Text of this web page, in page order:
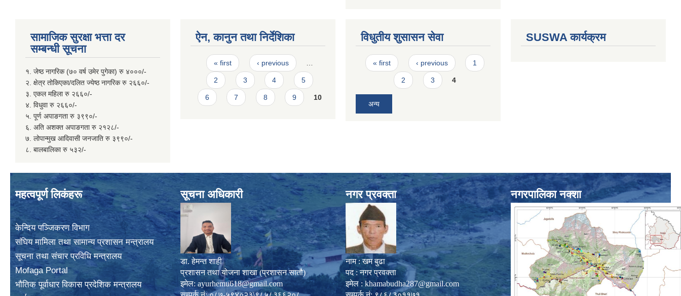
सामाजिक सुरक्षा भत्ता दर
सम्बन्धी सूचना
१. जेष्ठ नागरिक (७० वर्ष उमेर पुगेका) रु ४०००/-
२. क्षेत्र तोकिएका/दलित ज्येष्ठ नागरिक रु २६६०/-
३. एकल महिला रु २६६०/-
४. विधुवा रु २६६०/-
५. पूर्ण अपाङगता रु ३९९०/-
६. अति अशक्त अपाङगता रु २१२८/-
७. लोपान्मुख आदिवासी जनजाति रु ३९९०/-
८. बालबालिका रु ५३२/-
ऐन, कानुन तथा निर्देशिका
Pages
« first ‹ previous
2 3 4 5
6 7 8 9 10
विधुतीय शुसासन सेवा
Pages
« first ‹ previous 1
2 3 4
अन्य
SUSWA कार्यक्रम
महत्वपूर्ण लिकंहरू
केन्दिय पञ्जिकरण विभाग
संघिय मामिला तथा सामान्य प्रशासन मन्त्रालय
सूचना तथा संचार प्रविधि मन्त्रालय
Mofaga Portal
भाैतिक पूर्वाधार विकास प्रदेशिक मन्त्रालय
सूचना अधिकारी
डा. हेमन्त शाही
प्रशासन तथा योजना शाखा (प्रशासन सातौ)
इमेल: ayurhemu618@gmail.com
नगर प्रवक्ता
नाम : खम बुढा
पद : नगर प्रवक्ता
इमेल : khamabudha287@gmail.com
नगरपालिका नक्शा